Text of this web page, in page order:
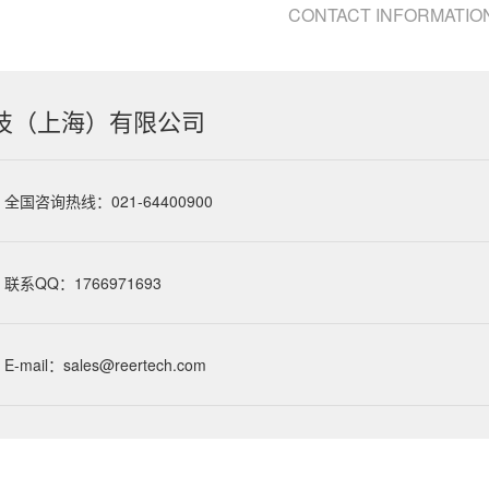
CONTACT
（上海）有限公司
全国咨询热线：021-64400900
联系QQ：1766971693
E-mail：sales@reertech.com